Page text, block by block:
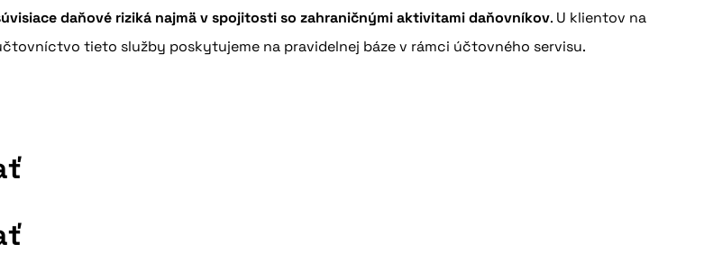
daňové riziká najmä v spojitosti so zahraničnými aktivitami daňovníkov. U klientov na
tieto služby poskytujeme na pravidelnej báze v rámci účtovného servisu.